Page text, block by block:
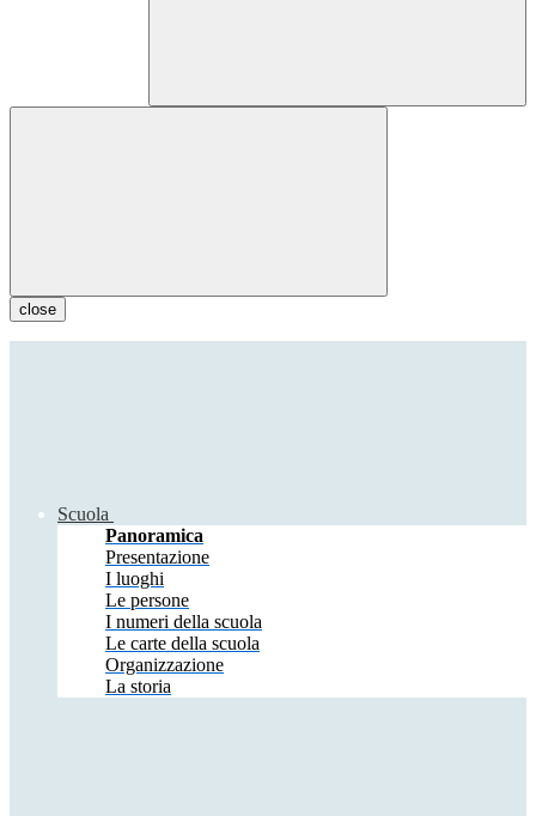
close
Scuola
Panoramica
Presentazione
I luoghi
Le persone
I numeri della scuola
Le carte della scuola
Organizzazione
La storia